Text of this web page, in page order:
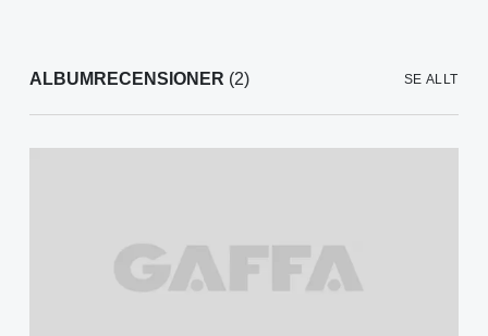
ALBUMRECENSIONER (2) SE ALLT